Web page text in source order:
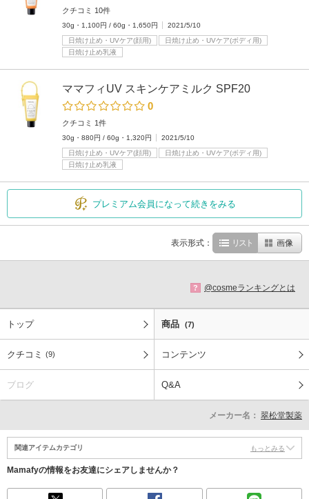
クチコミ 10件
30g・1,100円 / 60g・1,650円
2021/5/10
日焼け止め・UVケア(顔用)
日焼け止め・UVケア(ボディ用)
日焼け止め乳液
ママフィUV スキンケアミルク SPF20
0
クチコミ 1件
30g・880円 / 60g・1,320円
2021/5/10
日焼け止め・UVケア(顔用)
日焼け止め・UVケア(ボディ用)
日焼け止め乳液
プレミアム会員になって続きをみる
表示形式： リスト 画像
? @cosmeランキングとは
トップ 商品 (7)
クチコミ (9) コンテンツ
ブログ Q&A
メーカー名： 翠松堂製薬
関連アイテムカテゴリ もっとみる
Mamafyの情報をお友達にシェアしませんか？